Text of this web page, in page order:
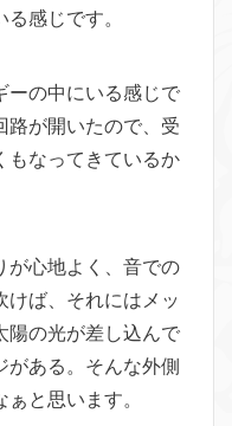
感じです。
ーの中にいる感じで
路が開いたので、受
もなってきているか
が心地よく、音での
けば、それにはメッ
陽の光が差し込んで
がある。そんな外側
と思います。